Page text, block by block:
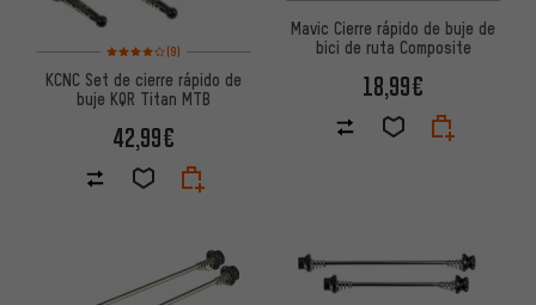
Valoración media: 4 de 5 basada en 9 reseñas
(9)
KCNC Set de cierre rápido de
buje KQR Titan MTB
42,99€
Mavic Cierre rápido de buje de
bici de ruta Composite
18,99€